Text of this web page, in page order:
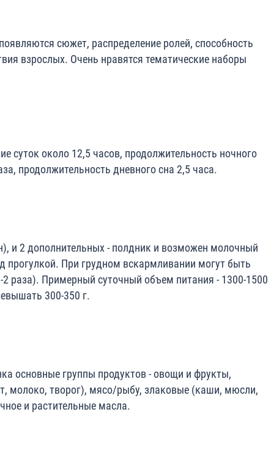
сюжет, распределение ролей, способность
взрослых. Очень нравятся тематические наборы
суток около 12,5 часов, продолжительность ночного
продолжительность дневного сна 2,5 часа.
и 2 дополнительных - полдник и возможен молочный
прогулкой. При грудном вскармливании могут быть
раза). Примерный суточный объем питания - 1300-1500
300-350 г.
основные группы продуктов - овощи и фрукты,
молоко, творог), мясо/рыбу, злаковые (каши, мюсли,
и растительные масла.